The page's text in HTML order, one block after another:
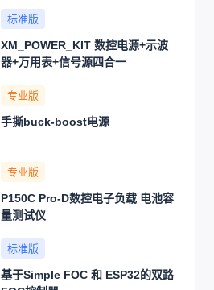
标准版
XM_POWER_KIT 数控电源+示波
器+万用表+信号源四合一
专业版
手撕buck-boost电源
专业版
P150C Pro-D数控电子负载 电池容
量测试仪
标准版
基于Simple FOC 和 ESP32的双路